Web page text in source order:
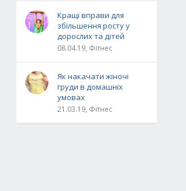
який дозволить заряджати телефон
Кращі вправи для
збільшення росту у
дорослих та дітей
08.04.19, Фітнес
Як накачати жіночі
груди в домашніх
умовах
21.03.19, Фітнес